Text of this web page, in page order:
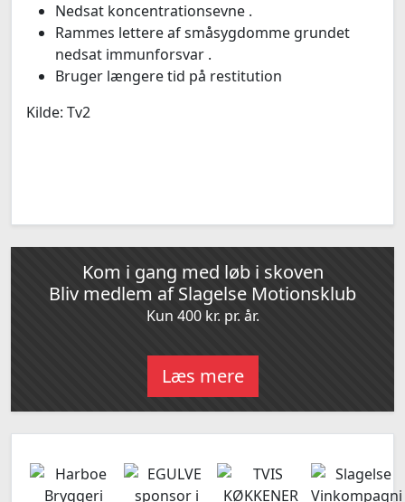
Nedsat koncentrationsevne .
Rammes lettere af småsygdomme grundet
nedsat immunforsvar .
Bruger længere tid på restitution
Kilde: Tv2
Kom i gang med løb i skoven
Bliv medlem af Slagelse Motionsklub
Kun 400 kr. pr. år.
Læs mere